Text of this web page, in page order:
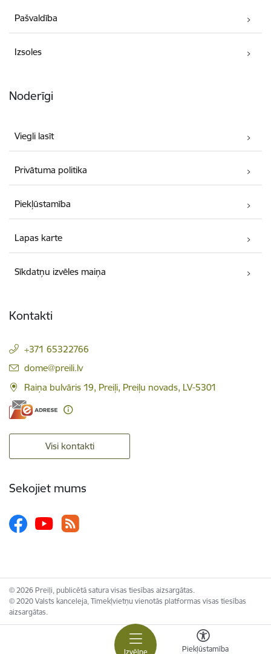
Izvēlne Piekļūstamība
Pašvaldība
Izsoles
Noderīgi
Viegli lasīt
Privātuma politika
Piekļūstamība
Lapas karte
Sīkdatņu izvēles maiņa
Kontakti
+371 65322766
E-pasts:
dome@preili.lv
Raiņa bulvāris 19, Preiļi, Preiļu novads, LV-5301
Visi kontakti
Sekojiet mums
© 2026 Preiļi, publicētā satura visas tiesības aizsargātas.
© 2020 Valsts kanceleja, Tīmekļvietņu vienotās platformas visas tiesības
aizsargātas.